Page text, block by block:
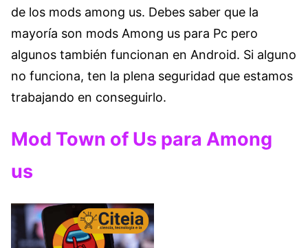
de los mods among us. Debes saber que la
mayoría son mods Among us para Pc pero
algunos también funcionan en Android. Si alguno
no funciona, ten la plena seguridad que estamos
trabajando en conseguirlo.
Mod Town of Us para Among
us